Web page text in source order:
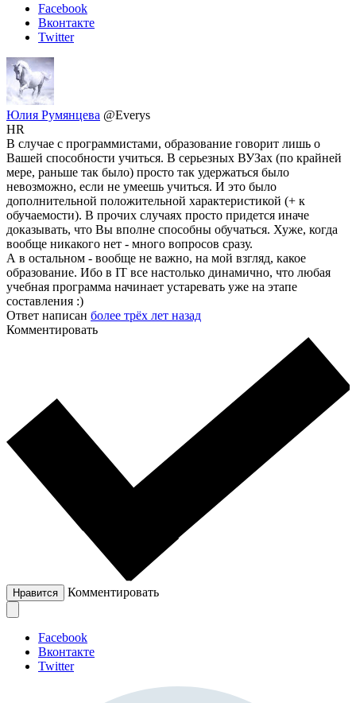
Facebook
Вконтакте
Twitter
Юлия Румянцева @Everys
HR
В случае с программистами, образование говорит лишь о
Вашей способности учиться. В серьезных ВУЗах (по крайней
мере, раньше так было) просто так удержаться было
невозможно, если не умеешь учиться. И это было
дополнительной положительной характеристикой (+ к
обучаемости). В прочих случаях просто придется иначе
доказывать, что Вы вполне способны обучаться. Хуже, когда
вообще никакого нет - много вопросов сразу.
А в остальном - вообще не важно, на мой взгляд, какое
образование. Ибо в IT все настолько динамично, что любая
учебная программа начинает устаревать уже на этапе
составления :)
Ответ написан более трёх лет назад
Комментировать
Нравится Комментировать
Facebook
Вконтакте
Twitter